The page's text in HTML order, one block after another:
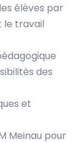
élèves par
le travail
des
et
Meinau pour